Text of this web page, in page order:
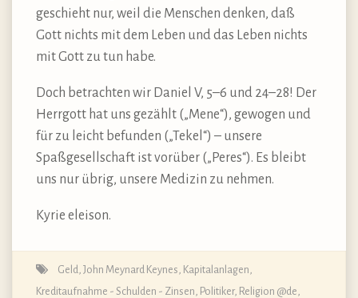
geschieht nur, weil die Menschen denken, daß
Gott nichts mit dem Leben und das Leben nichts
mit Gott zu tun habe.
Doch betrachten wir Daniel V, 5–6 und 24–28! Der
Herrgott hat uns gezählt („Mene“), gewogen und
für zu leicht befunden („Tekel“) – unsere
Spaßgesellschaft ist vorüber („Peres“). Es bleibt
uns nur übrig, unsere Medizin zu nehmen.
Kyrie eleison.
Geld John Meynard Keynes Kapitalanlagen
Kreditaufnahme - Schulden - Zinsen Politiker, Religion @de